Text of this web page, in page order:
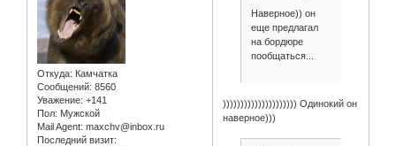
Откуда: Камчатка
Сообщений: 8560
Уважение: +141
Пол: Мужской
Mail Agent: maxchv@inbox.ru
Последний визит:
Наверное)) он
еще предлагал
на бордюре
пообщаться...
))))))))))))))))))))) Одинокий он
наверное)))